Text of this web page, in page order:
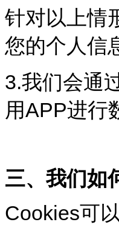
针对以上情
您的个人信
3.我们会通
用APP进行
三、我们如
Cookies可